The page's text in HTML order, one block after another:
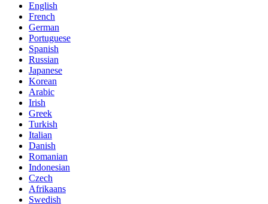
English
French
German
Portuguese
Spanish
Russian
Japanese
Korean
Arabic
Irish
Greek
Turkish
Italian
Danish
Romanian
Indonesian
Czech
Afrikaans
Swedish